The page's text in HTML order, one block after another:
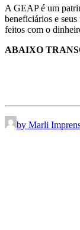
A GEAP é um
beneficiários e
feitos com o
ABAIXO
by Marli